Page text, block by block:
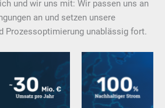
und wir uns mit: Wir passen uns an
an und setzen unsere
Prozessoptimierung unablässig fort.
Dank unseres
kompetenten
Teams
Aus eigener
Photovoltaik